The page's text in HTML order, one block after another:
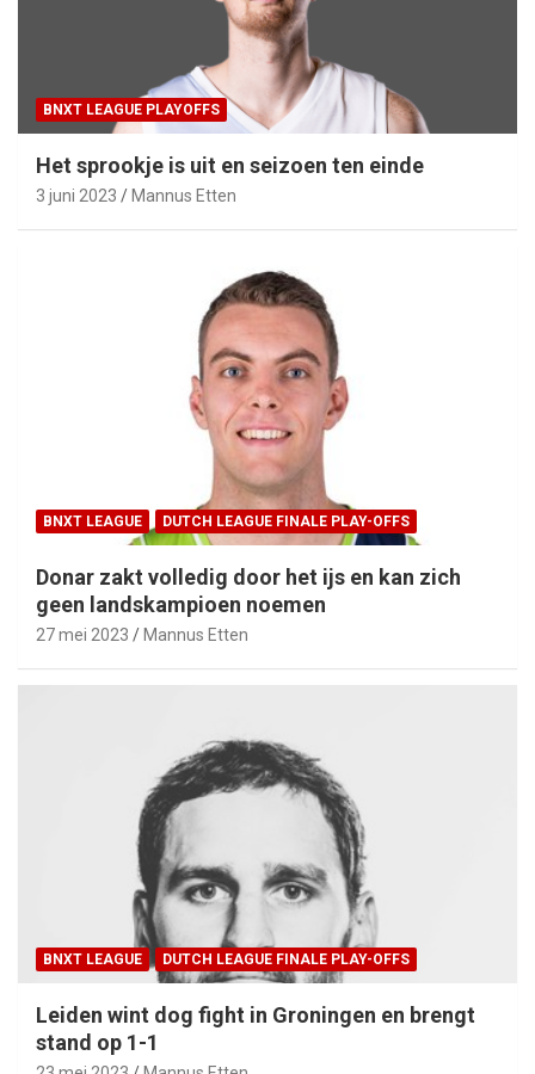
BNXT LEAGUE PLAYOFFS
Het sprookje is uit en seizoen ten einde
3 juni 2023 Mannus Etten
BNXT LEAGUE DUTCH LEAGUE FINALE PLAY-OFFS
Donar zakt volledig door het ijs en kan zich
geen landskampioen noemen
27 mei 2023 Mannus Etten
BNXT LEAGUE DUTCH LEAGUE FINALE PLAY-OFFS
Leiden wint dog fight in Groningen en brengt
stand op 1-1